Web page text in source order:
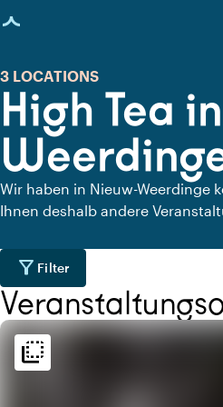
geladen
High Tea
3 LOCATIONS
Wir haben in Nieuw-Weerdinge
Ihnen deshalb andere
filter_alt Filter
flip_to_back
flip_to_back